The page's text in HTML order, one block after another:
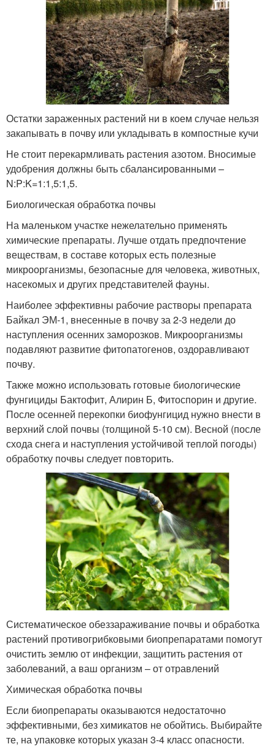
Остатки зараженных растений ни в коем случае нельзя
закапывать в почву или укладывать в компостные кучи
Не стоит перекармливать растения азотом. Вносимые
удобрения должны быть сбалансированными –
N:P:K=1:1,5:1,5.
Биологическая обработка почвы
На маленьком участке нежелательно применять
химические препараты. Лучше отдать предпочтение
веществам, в составе которых есть полезные
микроорганизмы, безопасные для человека, животных,
насекомых и других представителей фауны.
Наиболее эффективны рабочие растворы препарата
Байкал ЭМ-1, внесенные в почву за 2-3 недели до
наступления осенних заморозков. Микроорганизмы
подавляют развитие фитопатогенов, оздоравливают
почву.
Также можно использовать готовые биологические
фунгициды Бактофит, Алирин Б, Фитоспорин и другие.
После осенней перекопки биофунгицид нужно внести в
верхний слой почвы (толщиной 5-10 см). Весной (после
схода снега и наступления устойчивой теплой погоды)
обработку почвы следует повторить.
Систематическое обеззараживание почвы и обработка
растений противогрибковыми биопрепаратами помогут
очистить землю от инфекции, защитить растения от
заболеваний, а ваш организм – от отравлений
Химическая обработка почвы
Если биопрепараты оказываются недостаточно
эффективными, без химикатов не обойтись. Выбирайте
те, на упаковке которых указан 3-4 класс опасности.